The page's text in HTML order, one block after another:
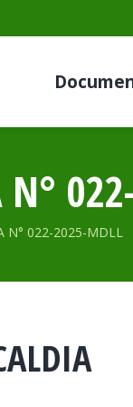
N°
N° 022-2025-MDLL